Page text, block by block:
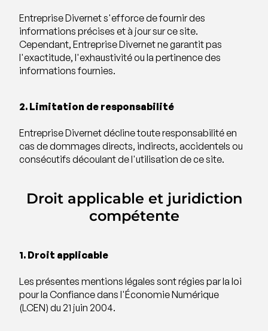
Entreprise Divernet s'efforce de fournir des
informations précises et à jour sur ce site.
Cependant, Entreprise Divernet ne garantit pas
l'exactitude, l'exhaustivité ou la pertinence des
informations fournies.
2. Limitation de responsabilité
Entreprise Divernet décline toute responsabilité en
cas de dommages directs, indirects, accidentels ou
consécutifs découlant de l'utilisation de ce site.
Droit applicable et juridiction
compétente
1. Droit applicable
Les présentes mentions légales sont régies par la loi
pour la Confiance dans l'Économie Numérique
(LCEN) du 21 juin 2004.